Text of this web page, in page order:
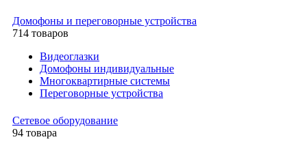
Домофоны и переговорные устройства
714 товаров
Видеоглазки
Домофоны индивидуальные
Многоквартирные системы
Переговорные устройства
Сетевое оборудование
94 товара